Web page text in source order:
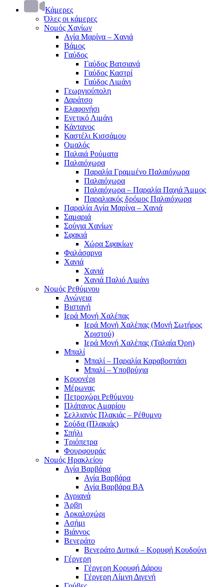
Κάμερες
Όλες οι κάμερες
Νομός Χανίων
Αγία Μαρίνα – Χανιά
Βάμος
Γαύδος
Γαύδος Βατσιανά
Γαύδος Καστρί
Γαύδος Λιμάνι
Γεωργιούπολη
Δαράτσο
Ελαφονήσι
Ενετικό Λιμάνι
Κάντανος
Καστέλι Κισσάμου
Ομαλός
Παλαιά Ρούματα
Παλαιόχωρα
Παραλία Γραμμένο Παλαιόχωρα
Παλαιόχωρα
Παλαιόχωρα – Παραλία Παχιά Άμμος
Παραλιακός δρόμος Παλαιόχωρα
Παραλία Αγία Μαρίνα – Χανιά
Σαμαριά
Σούγια Χανίων
Σφακιά
Χώρα Σφακίων
Φαλάσαρνα
Χανιά
Χανιά
Χανιά Παλιό Λιμάνι
Νομός Ρεθύμνου
Ανώγεια
Βισταγή
Ιερά Μονή Χαλέπας
Ιερά Μονή Χαλέπας (Μονή Σωτήρος
Χριστού)
Ιερά Μονή Χαλέπας (Ταλαία Όρη)
Μπαλί
Μπαλί – Παραλία Καραβοστάσι
Μπαλί – Υποβρύχια
Κρυονέρι
Μέρωνας
Πετροχώρι Ρεθύμνου
Πλάτανος Αμαρίου
Σελλιανός Πλακιάς – Ρέθυμνο
Σούδα (Πλακιάς)
Σπήλι
Τριόπετρα
Φουρφουράς
Νομός Ηρακλείου
Αγία Βαρβάρα
Αγία Βαρβάρα
Αγία Βαρβάρα ΒΑ
Αγριανά
Άρβη
Αρκαλοχώρι
Ασήμι
Βιάννος
Βενεράτο
Βενεράτο Δυτικά – Κορυφή Κουδούνι
Γέργερη
Γέργερη Κορυφή Δάρου
Γέργερη Λίμνη Διγενή